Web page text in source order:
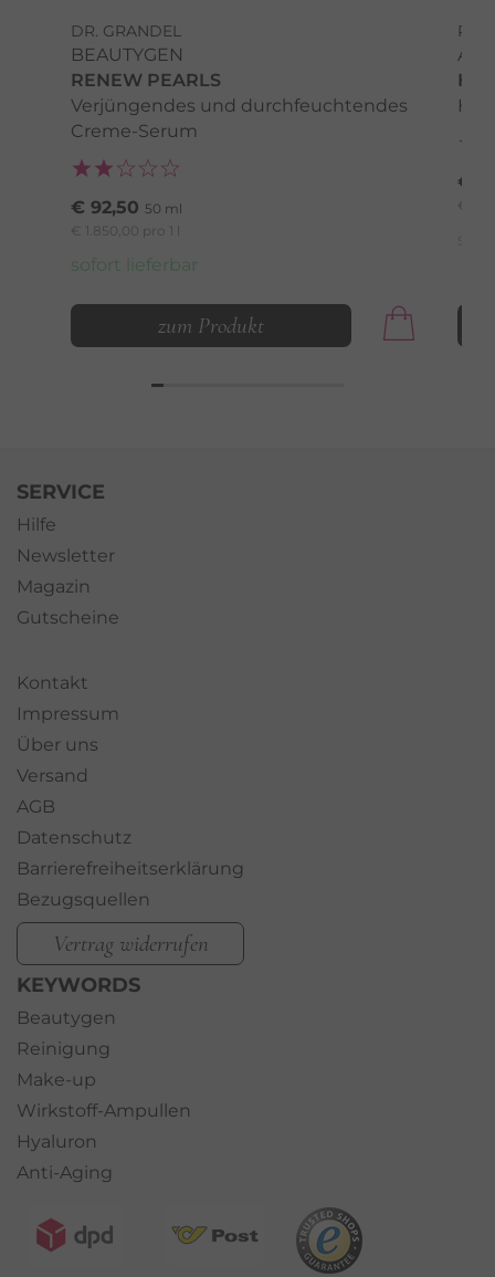
DR. GRANDEL
BEAUTYGEN
RENEW PEARLS
Verjüngendes und durchfeuchtendes
Creme-Serum
€ 92,50 50 ml
€ 1.850,00 pro 1 l
sofort lieferbar
zum Produkt
€
€
SERVICE
Hilfe
Newsletter
Magazin
Gutscheine
Kontakt
Impressum
Über uns
Versand
AGB
Datenschutz
Barrierefreiheitserklärung
Bezugsquellen
Vertrag widerrufen
KEYWORDS
Beautygen
Reinigung
Make-up
Wirkstoff-Ampullen
Hyaluron
Anti-Aging